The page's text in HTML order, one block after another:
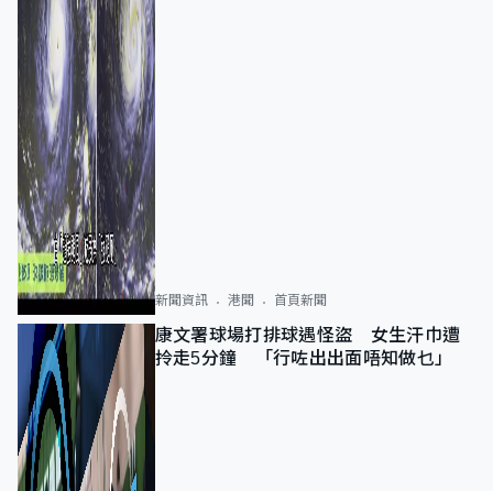
新聞資訊 港聞 首頁新聞
康文署球場打排球遇怪盜 女生汗巾遭
拎走5分鐘 「行咗出出面唔知做乜」